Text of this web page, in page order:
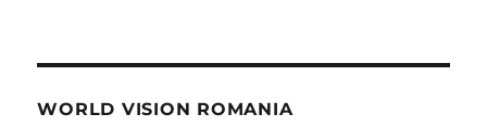
WORLD VISION ROMANIA